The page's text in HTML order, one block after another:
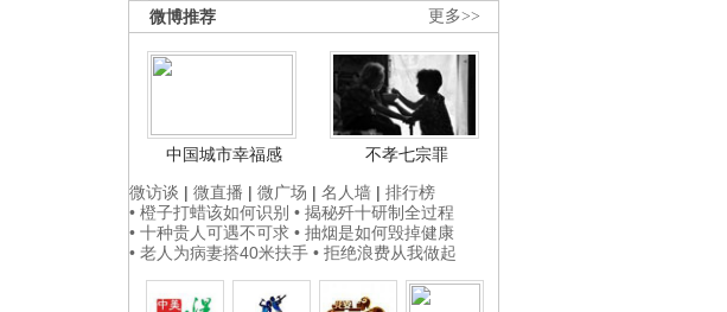
更多>>
微博推荐
中国城市幸福感
不孝七宗罪
微访谈 | 微直播 | 微广场 | 名人墙 | 排行榜
• 橙子打蜡该如何识别 • 揭秘歼十研制全过程
• 十种贵人可遇不可求 • 抽烟是如何毁掉健康
• 老人为病妻搭40米扶手 • 拒绝浪费从我做起